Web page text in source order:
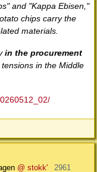
and "Kappa Ebisen,"
chips carry the
materials.
in the procurement
in the Middle
@ stokk'
2961